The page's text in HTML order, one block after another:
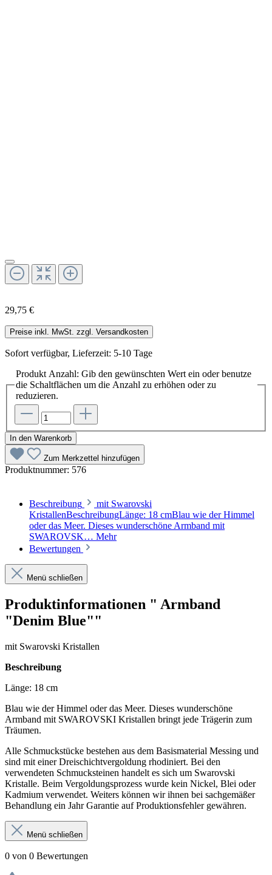
29,75 €
Preise inkl. MwSt. zzgl. Versandkosten
Sofort verfügbar, Lieferzeit: 5-10 Tage
Produkt Anzahl: Gib den gewünschten Wert ein oder benutze
die Schaltflächen um die Anzahl zu erhöhen oder zu
reduzieren.
In den Warenkorb
Zum Merkzettel hinzufügen
Produktnummer: 576
Beschreibung
mit Swarovski
KristallenBeschreibungLänge: 18 cmBlau wie der Himmel
oder das Meer. Dieses wunderschöne Armband mit
SWAROVSK… Mehr
Bewertungen
Menü schließen
Produktinformationen " Armband
"Denim Blue""
mit Swarovski Kristallen
Beschreibung
Länge: 18 cm
Blau wie der Himmel oder das Meer. Dieses wunderschöne
Armband mit SWAROVSKI Kristallen bringt jede Trägerin zum
Träumen.
Alle Schmuckstücke bestehen aus dem Basismaterial Messing und
sind mit einer Dreischichtvergoldung rhodiniert. Bei den
verwendeten Schmucksteinen handelt es sich um Swarovski
Kristalle. Beim Vergoldungsprozess wurde kein Nickel, Blei oder
Kadmium verwendet. Weiters können wir ihnen bei sachgemäßer
Behandlung ein Jahr Garantie auf Produktionsfehler gewähren.
Menü schließen
0 von 0 Bewertungen